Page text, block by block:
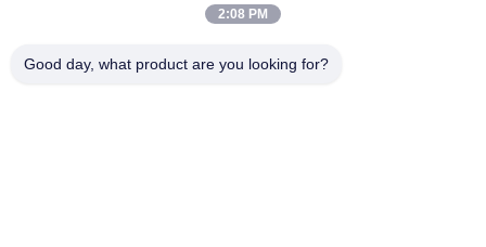
2:08 PM
Good day, what product are you looking for?